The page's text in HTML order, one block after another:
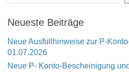
Neueste Beiträge
Neue Ausfüllhinweise zur P-
01.07.2026
Neue P- Konto-Bescheinigung